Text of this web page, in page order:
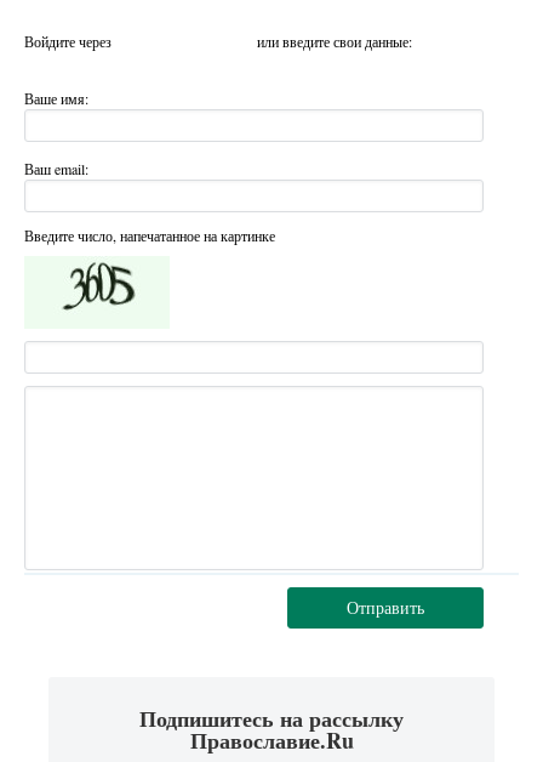
Войдите через или введите свои данные:
Ваше имя:
Ваш email:
Введите число, напечатанное на картинке
Отправить
Подпишитесь на рассылку
Православие.Ru